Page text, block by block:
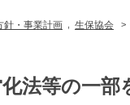
針・事業計画 生保協会 >
法等の一